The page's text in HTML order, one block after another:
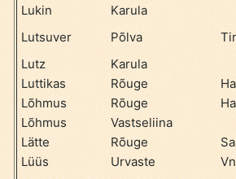
Lukin
Karula
Lutsuver
Põlva
Lutz
Karula
Luttikas
Rõuge
Lõhmus
Rõuge
Lõhmus
Vastseliina
Lätte
Rõuge
Lüüs
Urvaste